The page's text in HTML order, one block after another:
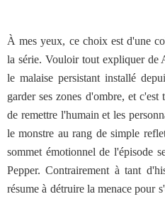
À mes yeux, ce choix est d'une
la série. Vouloir tout expliquer de
le malaise persistant installé
garder ses zones d'ombre, et
de remettre l'humain et les
le monstre au rang de simple
sommet émotionnel de l'épisode
Pepper. Contrairement à tant
résume à détruire la menace pour